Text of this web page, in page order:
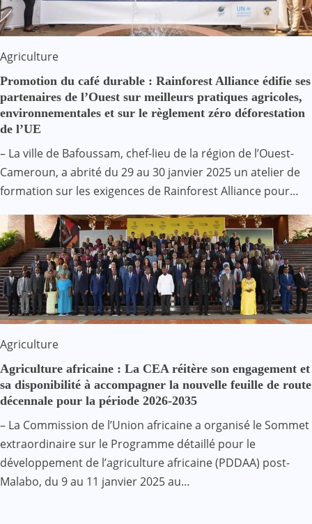
Agriculture
Promotion du café durable : Rainforest Alliance édifie ses
partenaires de l’Ouest sur meilleurs pratiques agricoles,
environnementales et sur le règlement zéro déforestation
de l’UE
– La ville de Bafoussam, chef-lieu de la région de l’Ouest-
Cameroun, a abrité du 29 au 30 janvier 2025 un atelier de
formation sur les exigences de Rainforest Alliance pour…
Agriculture
Agriculture africaine : La CEA réitère son engagement et
sa disponibilité à accompagner la nouvelle feuille de route
décennale pour la période 2026-2035
– La Commission de l’Union africaine a organisé le Sommet
extraordinaire sur le Programme détaillé pour le
développement de l’agriculture africaine (PDDAA) post-
Malabo, du 9 au 11 janvier 2025 au…